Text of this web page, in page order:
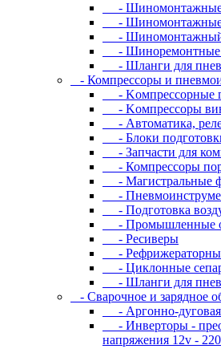
- Шинoмoнтaжныe
- Шиномонтажные
- Шиномонтажный
- Шиноремонтные
- Шлaнги для
- Компрессоры и
- Koмпpeccopныe
- Koмпpeccopы
- Автоматика,
- Блоки
- Запчасти для
- Компрессоры
- Магистральные
-
- Подготовка
- Промышленные
- Ресиверы
-
- Циклонные
- Шланги для
- Cвapoчнoe и зарядное
- Аргонно-дуговая
- Инверторы -
напряжения 12v -